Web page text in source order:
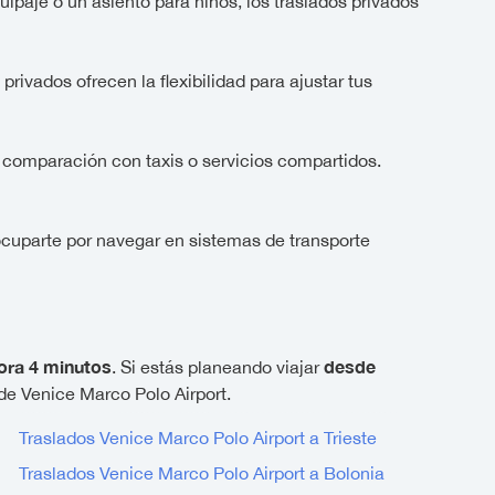
ofrecen la flexibilidad para ajustar tus
con taxis o servicios compartidos.
por navegar en sistemas de transporte
4 minutos. Si estás planeando viajardesde
Venice Marco Polo Airport.
Traslados Venice Marco Polo Airport a Trieste
Traslados Venice Marco Polo Airport a Bolonia